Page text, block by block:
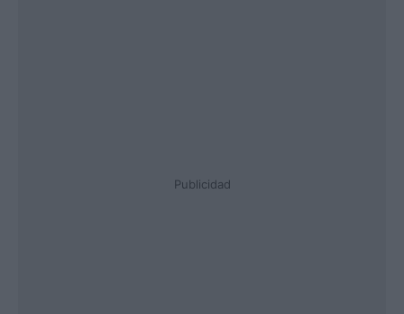
Publicidad